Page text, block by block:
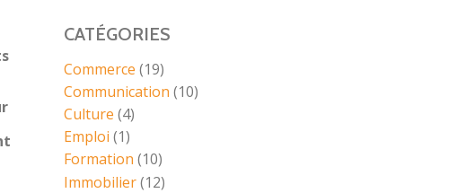
CATÉGORIES
Commerce (19)
Communication (10)
Culture (4)
Emploi (1)
Formation (10)
Immobilier(12)